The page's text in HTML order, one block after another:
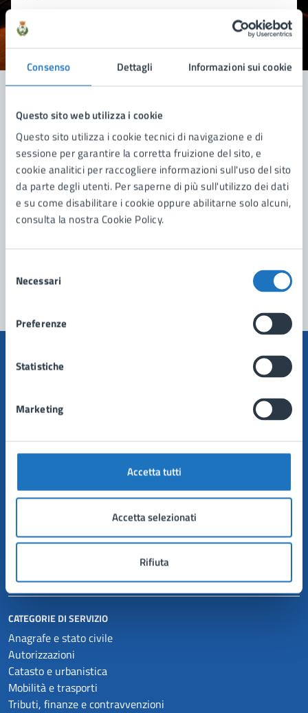
Consenso Dettagli Informazioni sui cookie
Questo sito web utilizza i cookie
Questo sito utilizza i cookie tecnici di navigazione e di
sessione per garantire la corretta fruizione del sito, e
cookie analitici per raccogliere informazioni sull'uso del sito
da parte degli utenti. Per saperne di più sull'utilizzo dei dati
e su come disabilitare i cookie oppure abilitarne solo alcuni,
consulta la nostra Cookie Policy.
delNecessari
Preferenze
Statistiche
Marketing
Accetta tutti
Accetta selezionati
Rifiuta
Contatta il comune
Leggi le domande frequenti
Richiedi assistenza
Prenota appuntamento
Segnala disservizio
Comune di Manduria
AMMINISTRAZIONE
Aree amministrative
Uffici
Politici
CATEGORIE DI SERVIZIO
Anagrafe e stato civile
Autorizzazioni
Catasto e urbanistica
Mobilità e trasporti
Tributi, finanze e contravvenzioni